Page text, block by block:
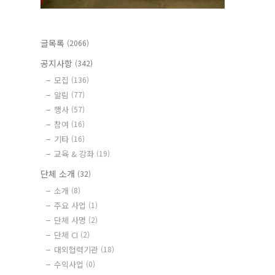
글목록 (2066)
공지사항 (342)
모집 (136)
알림 (77)
행사 (57)
참여 (16)
기타 (16)
교육 & 강좌 (19)
단체 소개 (32)
소개 (8)
주요 사업 (1)
단체 사명 (2)
단체 CI (2)
대외협력기관 (18)
수익사업 (0)